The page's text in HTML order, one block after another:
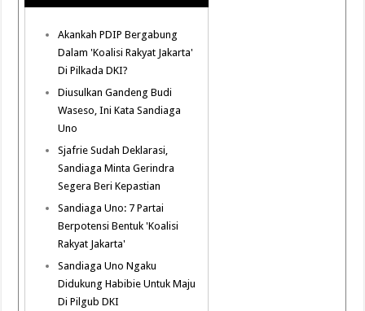
Akankah PDIP Bergabung
Dalam 'Koalisi Rakyat Jakarta'
Di Pilkada DKI?
Diusulkan Gandeng Budi
Waseso, Ini Kata Sandiaga
Uno
Sjafrie Sudah Deklarasi,
Sandiaga Minta Gerindra
Segera Beri Kepastian
Sandiaga Uno: 7 Partai
Berpotensi Bentuk 'Koalisi
Rakyat Jakarta'
Sandiaga Uno Ngaku
Didukung Habibie Untuk Maju
Di Pilgub DKI